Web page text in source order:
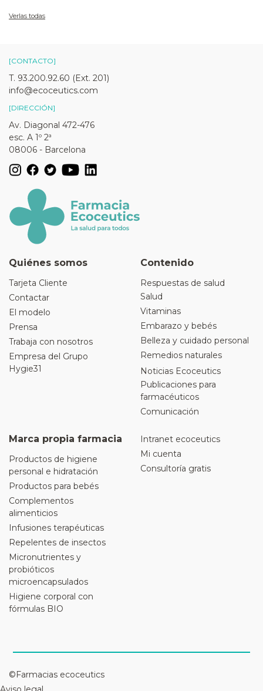
Verlas todas
[CONTACTO]
T. 93.200.92.60 (Ext. 201)
info@ecoceutics.com
[DIRECCIÓN]
Av. Diagonal 472-476
esc. A 1º 2ª
08006 - Barcelona
Quiénes somos
Tarjeta Cliente
Contactar
El modelo
Prensa
Trabaja con nosotros
Empresa del Grupo
Hygie31
Contenido
Respuestas de salud
Salud
Vitaminas
Embarazo y bebés
Belleza y cuidado personal
Remedios naturales
Noticias Ecoceutics
Publicaciones para
farmacéuticos
Comunicación
Marca propia farmacia
Productos de higiene
personal e hidratación
Productos para bebés
Complementos
alimenticios
Infusiones terapéuticas
Repelentes de insectos
Micronutrientes y
probióticos
microencapsulados
Higiene corporal con
fórmulas BIO
Intranet ecoceutics
Mi cuenta
Consultoría gratis
©Farmacias ecoceutics